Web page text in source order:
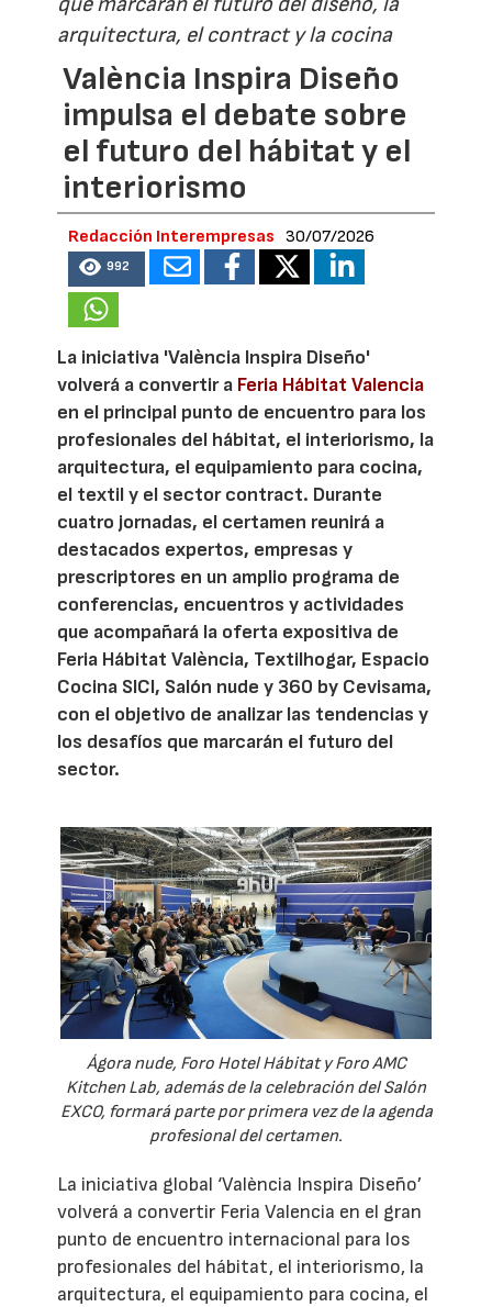
arquitectura, el contract y la cocina
València Inspira Diseño
impulsa el debate sobre
el futuro del hábitat y el
interiorismo
Redacción Interempresas 30/07/2026
992
La iniciativa 'València Inspira Diseño'
volverá a convertir a Feria Hábitat Valencia
en el principal punto de encuentro para los
profesionales del hábitat, el interiorismo, la
arquitectura, el equipamiento para cocina,
el textil y el sector contract. Durante
cuatro jornadas, el certamen reunirá a
destacados expertos, empresas y
prescriptores en un amplio programa de
conferencias, encuentros y actividades
que acompañará la oferta expositiva de
Feria Hábitat València, Textilhogar, Espacio
Cocina SICI, Salón nude y 360 by Cevisama,
con el objetivo de analizar las tendencias y
los desafíos que marcarán el futuro del
sector.
Ágora nude, Foro Hotel Hábitat y Foro AMC
Kitchen Lab, además de la celebración del Salón
EXCO, formará parte por primera vez de la agenda
profesional del certamen.
La iniciativa global ‘València Inspira Diseño’
volverá a convertir Feria Valencia en el gran
punto de encuentro internacional para los
profesionales del hábitat, el interiorismo, la
arquitectura, el equipamiento para cocina, el